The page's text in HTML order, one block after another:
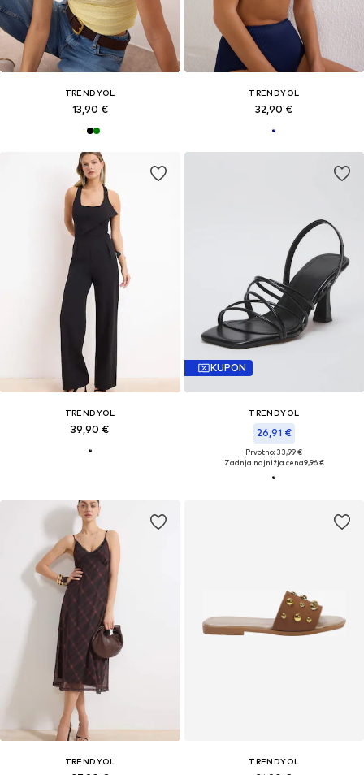
TRENDYOL
13,90 €
TRENDYOL
32,90 €
TRENDYOL
39,90 €
KUPON
TRENDYOL
26,91 €
Prvotno: 33,99 €
Zadnja najnižja cena9,96 €
TRENDYOL TRENDYOL